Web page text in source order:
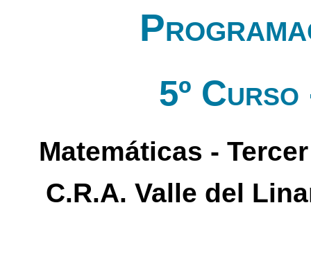
5º Curso
Matemáticas -
C.R.A. Valle del